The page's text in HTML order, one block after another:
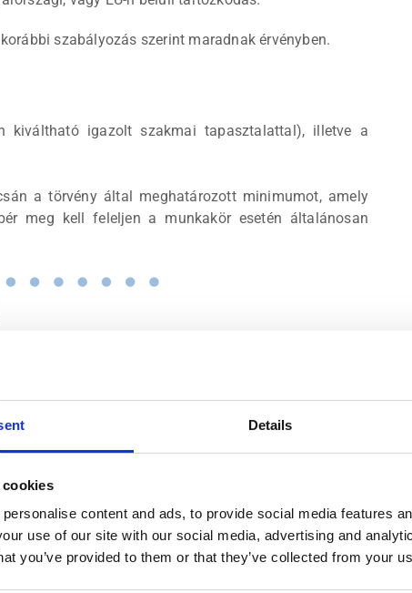
Details
content and ads, to provide social media features
use of our site with our social media, advertising and
you’ve provided to them or that they’ve collected from your
szabályozás szerint maradnak érvényben.
kiváltható igazolt szakmai tapasztalattal), illetve a
a törvény által meghatározott minimumot, amely
meg kell feleljen a munkakör esetén általánosan
után kérelmezett) EU Kék Kártya lehetővé teszi a
vagy munkakört váltson, de nem korlátlanul.
újonnan betöltendő pozíciónak is meg kell felelnie az
a munkavállaló iskolai végzettsége tekintetében is.
kártya birtokosa minden esetben köteles bejelenteni
Ennek folyamata attól függ, hogy a munkavállaló már